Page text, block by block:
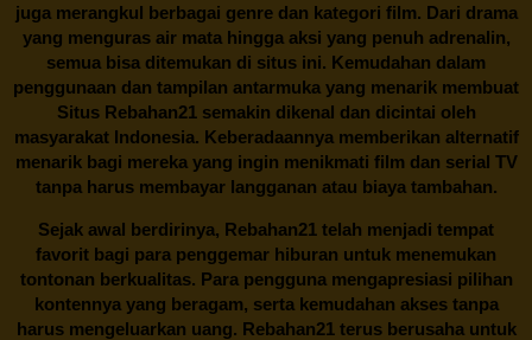
juga merangkul berbagai genre dan kategori film. Dari drama
yang menguras air mata hingga aksi yang penuh adrenalin,
semua bisa ditemukan di situs ini. Kemudahan dalam
penggunaan dan tampilan antarmuka yang menarik membuat
Situs Rebahan21semakin dikenal dan dicintai oleh
masyarakat Indonesia. Keberadaannya memberikan alternatif
menarik bagi mereka yang ingin menikmati film dan serial TV
tanpa harus membayar langganan atau biaya tambahan.
Sejak awal berdirinya, Rebahan21 telah menjadi tempat
favorit bagi para penggemar hiburan untuk menemukan
tontonan berkualitas. Para pengguna mengapresiasi pilihan
kontennya yang beragam, serta kemudahan akses tanpa
harus mengeluarkan uang. Rebahan21terus berusaha untuk